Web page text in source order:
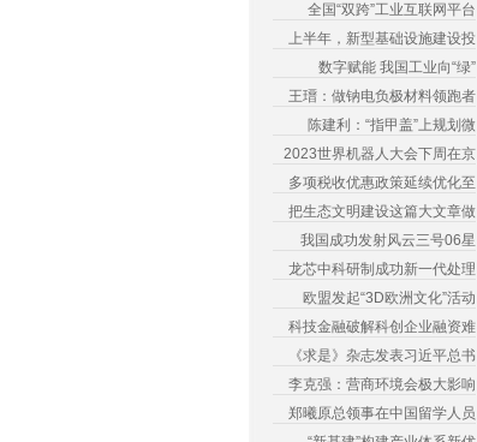
全国“双跨”工业互联网平台
上半年，新型基础设施建设投
数字赋能 我国工业向“绿”
王瑨：做钠电负极材料领跑者
陈建利：“指甲盖”上规划微
2023世界机器人大会下周在京
多项税收优惠政策延续优化至
把生态文明建设这篇大文章做
我国成功发射风云三号06星
龙芯中科研制成功新一代处理
欧盟发起“3D欧洲文化”活动
科技金融破解科创企业融资难
《求是》杂志发表习近平总书
李克强：营商环境会极大影响
郑曦原总领事在中国留学人员